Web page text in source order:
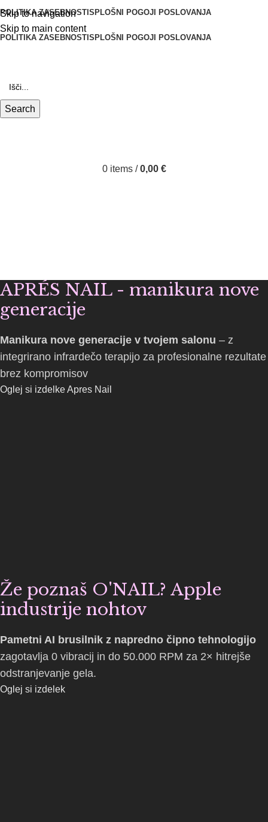
Skip to navigation
Skip to main content
POLITIKA ZASEBNOSTI SPLOŠNI POGOJI POSLOVANJA
POLITIKA ZASEBNOSTI SPLOŠNI POGOJI POSLOVANJA
Search
0 items / 0,00 €
APRÉS NAIL - manikura nove
generacije
Manikura nove generacije v tvojem salonu – z
integrirano infrardečo terapijo za profesionalne rezultate
brez kompromisov
Oglej si izdelke Apres Nail
Že poznaš O'NAIL? Apple
industrije nohtov
Pametni AI brusilnik z napredno čipno tehnologijo
zagotavlja 0 vibracij in do 50.000 RPM za 2× hitrejše
odstranjevanje gela.
Oglej si izdelek